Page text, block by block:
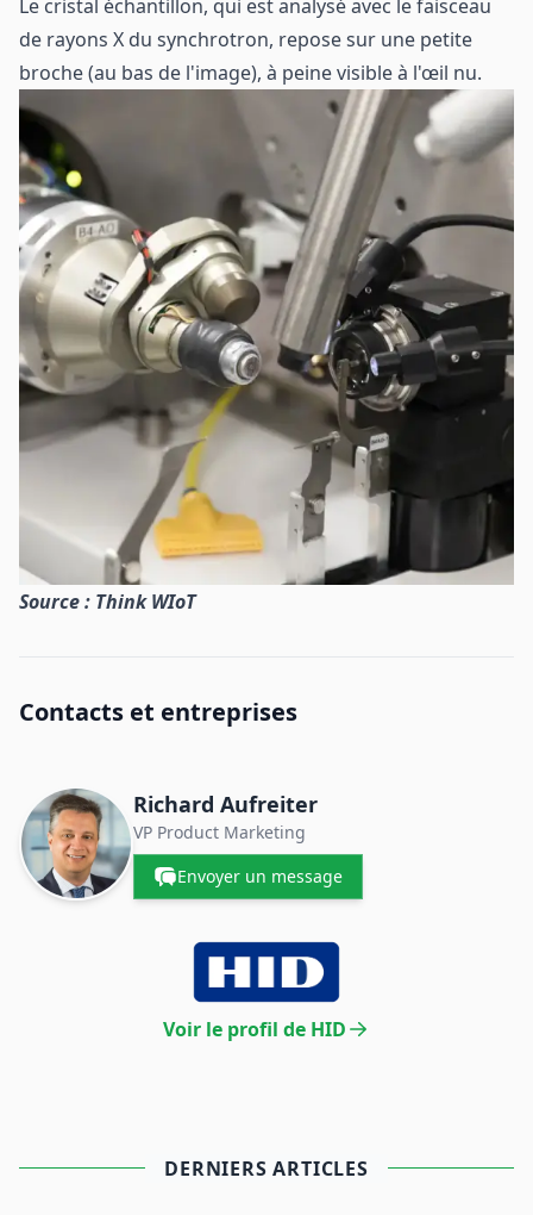
Le cristal échantillon, qui est analysé avec le faisceau
de rayons X du synchrotron, repose sur une petite
broche (au bas de l'image), à peine visible à l'œil nu.
Source : Think WIoT
Contacts et entreprises
Richard Aufreiter
VP Product Marketing
Envoyer un message
Voir le profil de HID
DERNIERS ARTICLES